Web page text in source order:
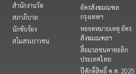
สำนักงานวัด
สภาภิบาล
นักขับร้อง
สโมสรเยาวชน
อัครสังฆมณฑล
กรุงเทพฯ
หอจดหมายเหตุ อัคร
สังฆมณฑลฯ
สื่อมวลชนคาทอลิก
ประเทศไทย
ปีศักดิ์สิทธิ์ ค.ศ. 2025